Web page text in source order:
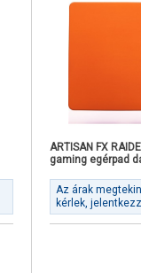
ARTISAN FX
gaming egérpad
Az árak
kérlek,